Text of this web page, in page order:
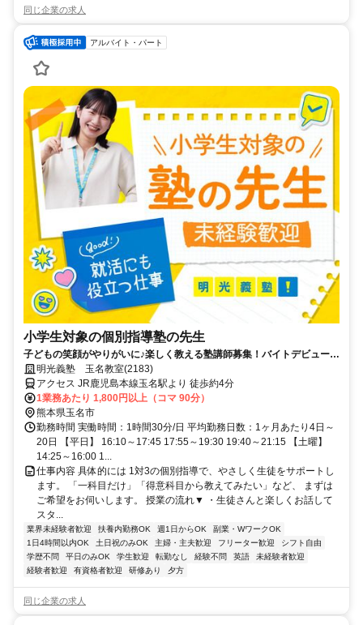
同じ企業の求人
アルバイト・パート
小学生対象の個別指導塾の先生
子どもの笑顔がやりがいに♪楽しく教える塾講師募集！バイトデビューで
も安心の研修あり！週1日からOK
明光義塾 玉名教室(2183)
アクセス JR鹿児島本線玉名駅より 徒歩約4分
1業務あたり 1,800円以上（コマ 90分）
熊本県玉名市
勤務時間 実働時間：1時間30分/日 平均勤務日数：1ヶ月あたり4日～
20日 【平日】 16:10～17:45 17:55～19:30 19:40～21:15 【土曜】
14:25～16:00 1...
仕事内容 具体的には 1対3の個別指導で、やさしく生徒をサポートし
ます。 「一科目だけ」「得意科目から教えてみたい」など、 まずは
ご希望をお伺いします。 授業の流れ▼ ・生徒さんと楽しくお話して
スタ...
業界未経験者歓迎 扶養内勤務OK 週1日からOK
副業・WワークOK
1日4時間以内OK
土日祝のみOK 主婦・主夫歓迎 フリーター歓迎
シフト自由
学歴不問
平日のみOK 学生歓迎 転勤なし 経験不問 英語
未経験者歓迎
経験者歓迎
有資格者歓迎 研修あり 夕方
同じ企業の求人